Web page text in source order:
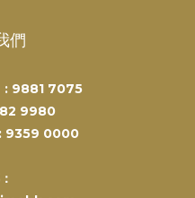
們
: 9881 7075
9980
9359 0000